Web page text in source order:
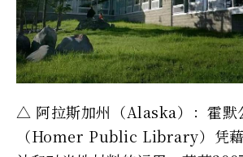
△ 阿拉斯加州（Alaska）：霍默
（Homer Public Library）凭